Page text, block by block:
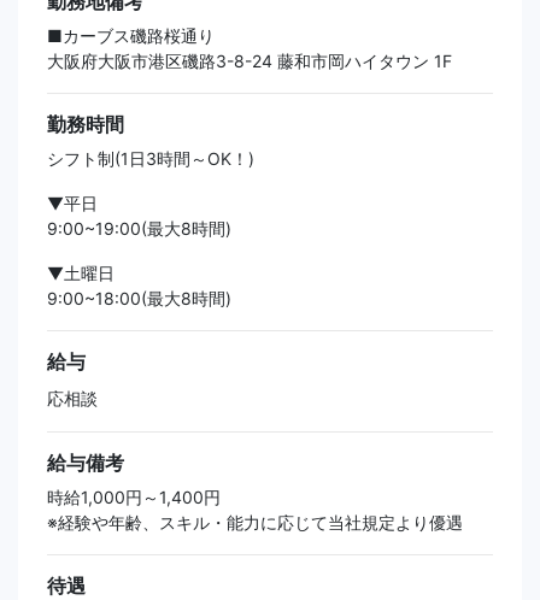
■カーブス磯路桜通り
大阪府大阪市港区磯路3-8-24 藤和市岡ハイタウン 1F
勤務時間
シフト制(1日3時間～OK！)
▼平日
9:00~19:00(最大8時間)
▼土曜日
9:00~18:00(最大8時間)
給与
応相談
給与備考
時給1,000円～1,400円
※経験や年齢、スキル・能力に応じて当社規定より優遇
待遇